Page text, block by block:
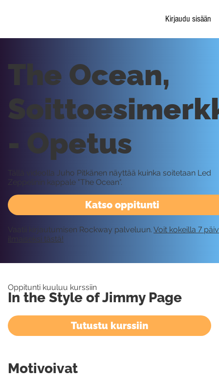
Kirjaudu sisään
Katso oppitunti
The Ocean,
- Opetus
Tällä videolla Juho Pitkänen näyttää kuinka soitetaan Led
Zeppelinin kappale "The Ocean".
Vaatii kirjautumisen Rockway palveluun. Voit kokeilla 7
ilmaiseksi tästä!
Oppitunti kuuluu kurssiin
In the Style of Jimmy Page
Tutustu kurssiin
Motivoivat